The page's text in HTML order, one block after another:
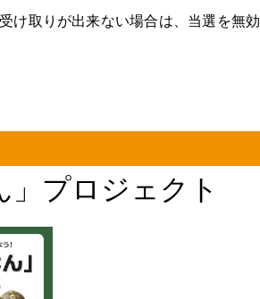
け取りが出来ない場合は、当選を無効
プロジェクト